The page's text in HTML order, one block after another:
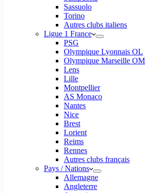
Sassuolo
Torino
Autres clubs italiens
Ligue 1 France
PSG
Olympique Lyonnais OL
Olympique Marseille OM
Lens
Lille
Montpellier
AS Monaco
Nantes
Nice
Brest
Lorient
Reims
Rennes
Autres clubs français
Pays / Nations
Allemagne
Angleterre